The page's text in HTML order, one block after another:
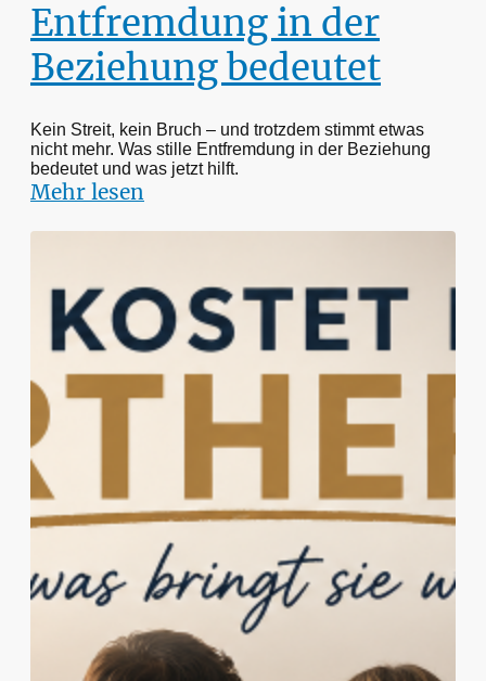
Entfremdung in der
Beziehung bedeutet
Kein Streit, kein Bruch – und trotzdem stimmt etwas
nicht mehr. Was stille Entfremdung in der Beziehung
bedeutet und was jetzt hilft.
Mehr lesen